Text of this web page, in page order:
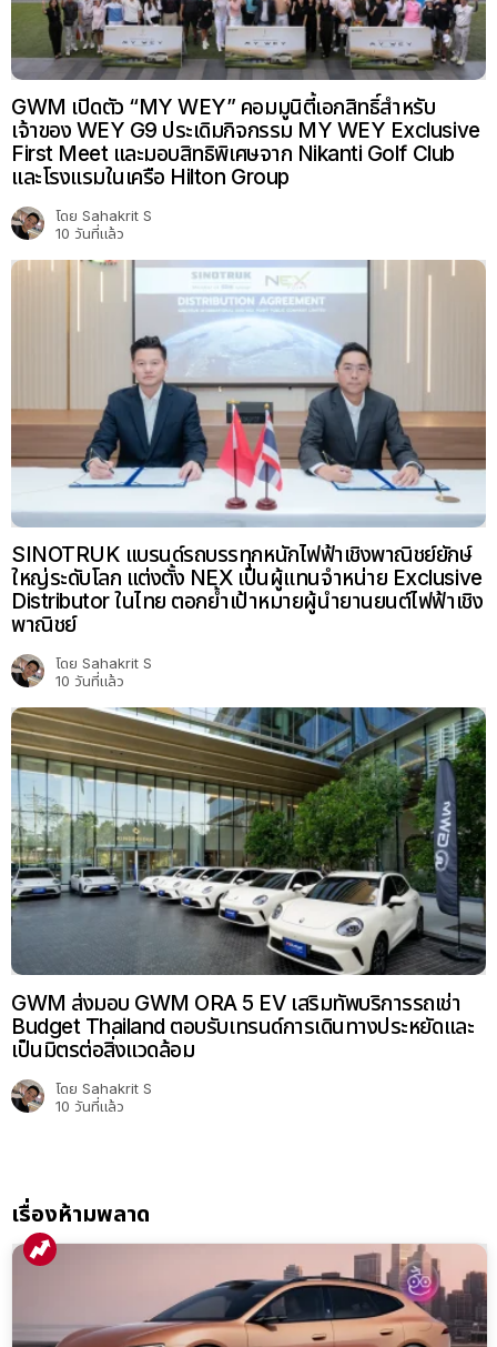
GWM เปิดตัว “MY WEY” คอมมูนิตี้เอกสิทธิ์สำหรับ
เจ้าของ WEY G9 ประเดิมกิจกรรม MY WEY Exclusive
First Meet และมอบสิทธิพิเศษจาก Nikanti Golf Club
และโรงแรมในเครือ Hilton Group
โดย Sahakrit S
10 วันที่แล้ว
SINOTRUK แบรนด์รถบรรทุกหนักไฟฟ้าเชิงพาณิชย์ยักษ์
ใหญ่ระดับโลก แต่งตั้ง NEX เป็นผู้แทนจำหน่าย Exclusive
Distributor ในไทย ตอกย้ำเป้าหมายผู้นำยานยนต์ไฟฟ้าเชิง
พาณิชย์
โดย Sahakrit S
10 วันที่แล้ว
GWM ส่งมอบ GWM ORA 5 EV เสริมทัพบริการรถเช่า
Budget Thailand ตอบรับเทรนด์การเดินทางประหยัดและ
เป็นมิตรต่อสิ่งแวดล้อม
โดย Sahakrit S
10 วันที่แล้ว
เรื่องห้ามพลาด